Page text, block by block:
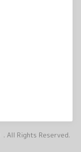
. All Rights Reserved.